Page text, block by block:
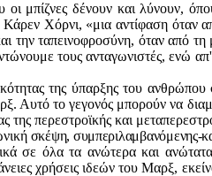
μπίζνες δένουν και λύνουν,
Χόρνι, «μια αντίφαση όταν
ταπεινοφροσύνη, όταν από τη
τους ανταγωνιστές, ενώ
της ύπαρξης του
Αυτό το γεγονός μπορούν να
της περεστροϊκήςκαι
σκέψη, συμπεριλαμβανόμενης-
σε όλα τα ανώτερα και
χρήσεις ιδεών του Μαρξ,